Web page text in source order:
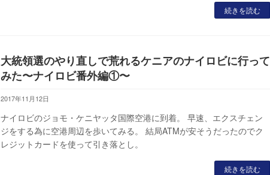
続きを読む
大統領選のやり直しで荒れるケニアのナイロビに行って
みた〜ナイロビ番外編①〜
2017年11月12日
ナイロビのジョモ・ケニヤッタ国際空港に到着。 早速、エクスチェン
ジをする為に空港周辺を歩いてみる。 結局ATMが安そうだったのでク
レジットカードを使って引き落とし。
続きを読む